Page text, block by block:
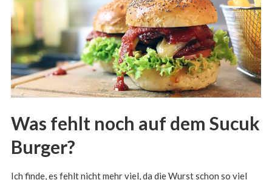
Was fehlt noch auf dem Sucuk
Burger?
Ich finde, es fehlt nicht mehr viel, da die Wurst schon so viel